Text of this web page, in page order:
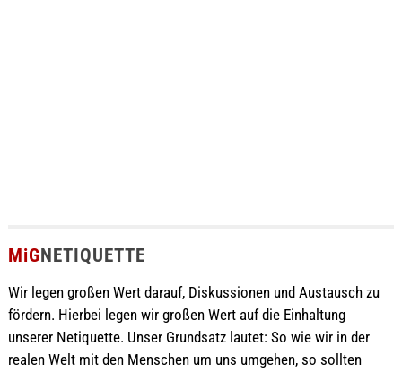
MiGNETIQUETTE
Wir legen großen Wert darauf, Diskussionen und Austausch zu
fördern. Hierbei legen wir großen Wert auf die Einhaltung
unserer Netiquette. Unser Grundsatz lautet: So wie wir in der
realen Welt mit den Menschen um uns umgehen, so sollten